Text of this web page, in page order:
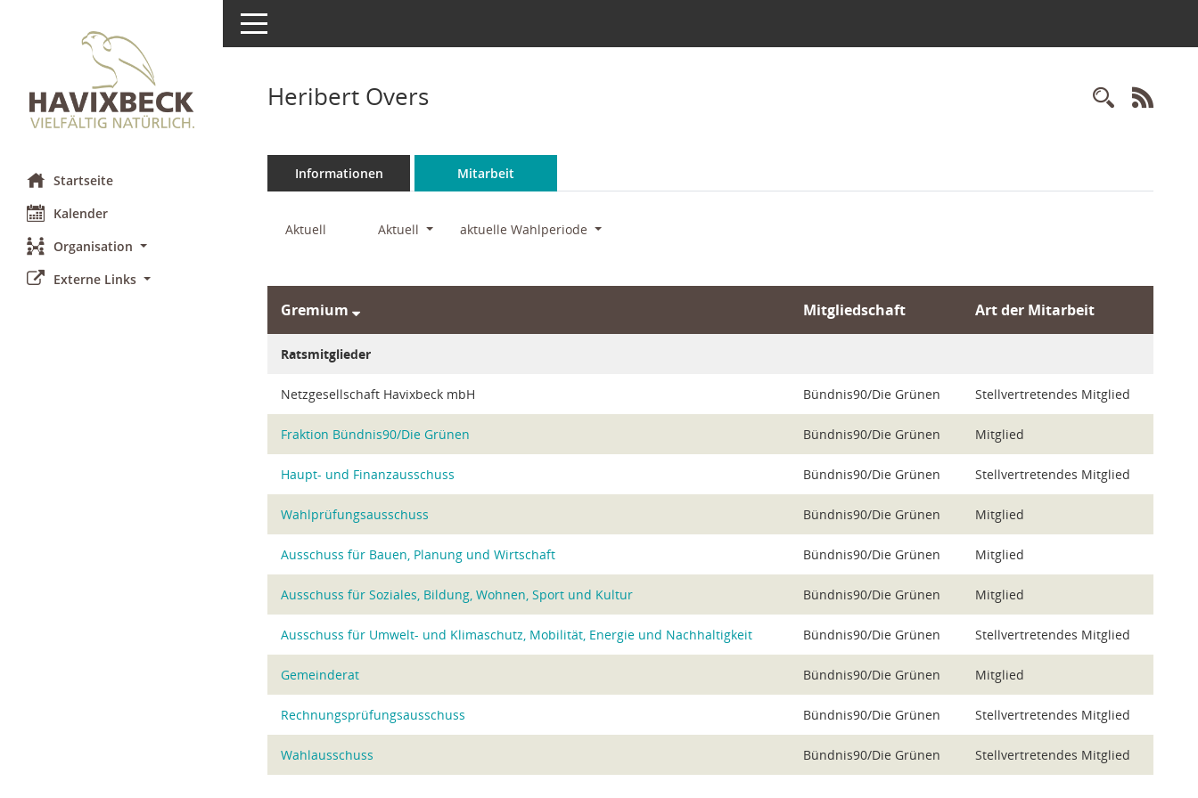
Startseite
Kalender
Organisation
Externe Links
Toggle navigation
Heribert Overs
Informationen Mitarbeit
Aktuell Aktuell aktuelle Wahlperiode
Gremium Mitgliedschaft Art der Mitarbeit
Ratsmitglieder
Netzgesellschaft Havixbeck mbH Bündnis90/Die Grünen Stellvertretendes Mitglied
Fraktion Bündnis90/Die Grünen Bündnis90/Die Grünen Mitglied
Haupt- und Finanzausschuss Bündnis90/Die Grünen Stellvertretendes Mitglied
Wahlprüfungsausschuss Bündnis90/Die Grünen Mitglied
Ausschuss für Bauen, Planung und Wirtschaft Bündnis90/Die Grünen Mitglied
Ausschuss für Soziales, Bildung, Wohnen, Sport und Kultur Bündnis90/Die Grünen Mitglied
Ausschuss für Umwelt- und Klimaschutz, Mobilität, Energie und Nachhaltigkeit Bündnis90/Die Grünen Stellvertretendes Mitglied
Gemeinderat Bündnis90/Die Grünen Mitglied
Rechnungsprüfungsausschuss Bündnis90/Die Grünen Stellvertretendes Mitglied
Wahlausschuss Bündnis90/Die Grünen Stellvertretendes Mitglied